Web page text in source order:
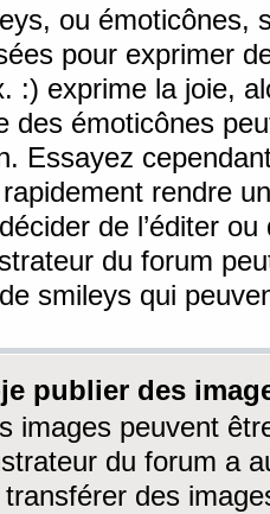
ou émoticônes,
pour exprimer
:) exprime la joie,
des émoticônes
Essayez
rendre
de l’éditer
du forum
smileys qui
publier des
images peuvent
du forum a
transférer des